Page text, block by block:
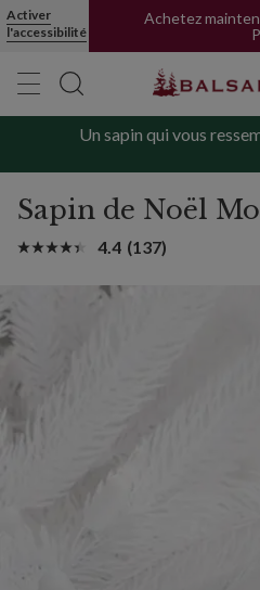
Activer
l'accessibilité
Achetez
Un sapin qui vous
Sapin de Noël
4.4 (137)